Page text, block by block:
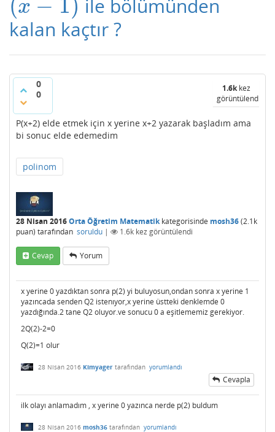
(x − 1)
(x− 1)
ile bölümünden
kalan kaçtır ?
0
0
1.6kkez
görüntülendi
P(x+2) elde etmek için x yerine x+2 yazarak başladım ama
bi sonuc elde edemedim
polinom
28 Nisan 2016Orta Öğretim Matematikkategorisinde mosh36(2.1k
puan) tarafından soruldu | 1.6k kez görüntülendi
Cevap Yorum
x yerine 0 yazdıktan sonra p(2) yi buluyosun,ondan sonra x yerine 1
yazıncada senden Q2 istenıyor,x yerine üstteki denklemde 0
yazdığında.2 tane Q2 oluyor.ve sonucu 0 a eşitlememiz gerekiyor.
2Q(2)-2=0
Q(2)=1 olur
28 Nisan 2016 Kimyager tarafından yorumlandı
Cevapla
ilk olayı anlamadım , x yerine 0 yazınca nerde p(2) buldum
28 Nisan 2016 mosh36 tarafından yorumlandı